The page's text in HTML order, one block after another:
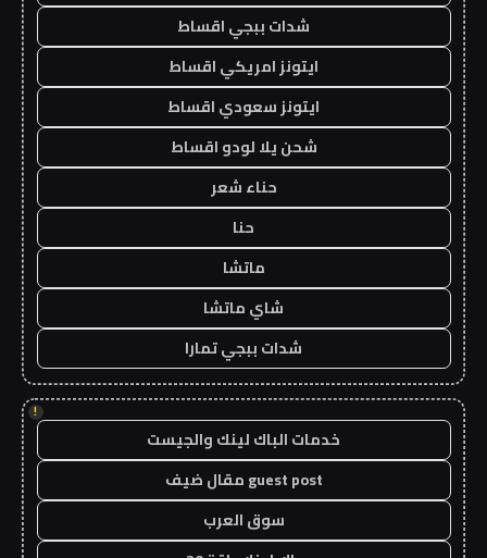
شدات ببجي اقساط
ايتونز امريكي اقساط
ايتونز سعودي اقساط
شحن يلا لودو اقساط
حناء شعر
حنا
ماتشا
شاي ماتشا
شدات ببجي تمارا
!
خدمات الباك لينك والجيست
guest post مقال ضيف
سوق العرب